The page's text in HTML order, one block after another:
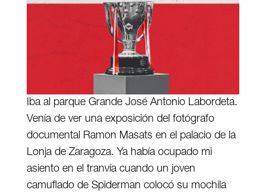
Iba al parque Grande José Antonio Labordeta.
Venía de ver una exposición del fotógrafo
documental Ramon Masats en el palacio de la
Lonja de Zaragoza. Ya había ocupado mi
asiento en el tranvía cuando un joven
camuflado de Spiderman colocó su mochila